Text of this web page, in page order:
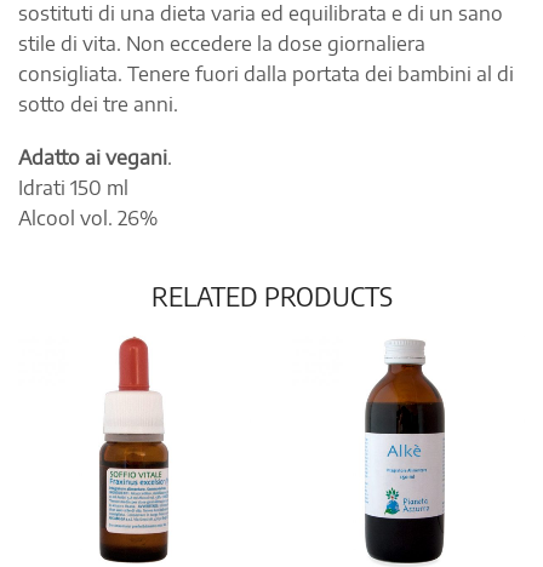
sostituti di una dieta varia ed equilibrata e di un sano
stile di vita. Non eccedere la dose giornaliera
consigliata. Tenere fuori dalla portata dei bambini al di
sotto dei tre anni.
Adatto ai vegani.
Idrati 150 ml
Alcool vol. 26%
RELATED PRODUCTS